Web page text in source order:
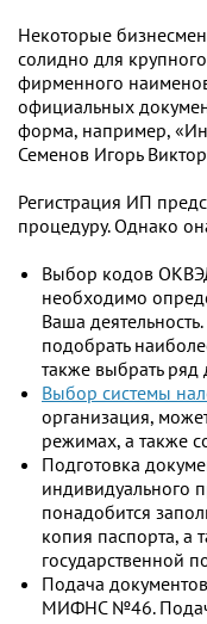
Некоторые
солидно для крупного
фирменного
официальных
форма, например,
Семенов Игорь
Регистрация ИП
процедуру. Однако
Выбор кодов
необходимо
Ваша
подобрать
также выбрать
Выбор системы
организация,
режимах, а также
Подготовка
индивидуального
понадобится
копия паспорта, а
государственной
Подача
МИФНС №46.